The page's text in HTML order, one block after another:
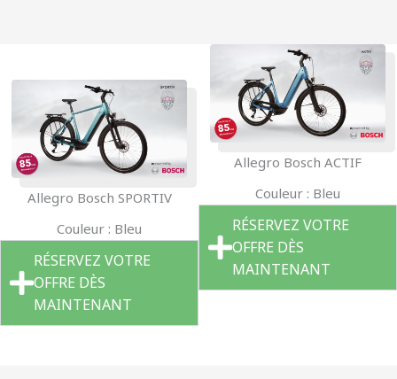
Allegro Bosch SPORTIV
Couleur : Bleu
RÉSERVEZ VOTRE
OFFRE DÈS
MAINTENANT
Allegro Bosch ACTIF
Couleur : Bleu
RÉSERVEZ VOTRE
OFFRE DÈS
MAINTENANT